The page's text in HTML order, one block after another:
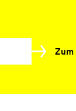
Zum